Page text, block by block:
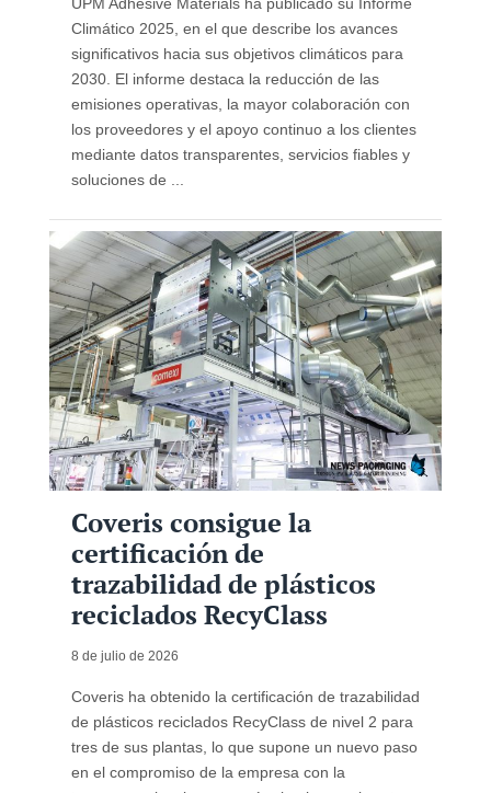
Climático 2025, en el que describe los avances
significativos hacia sus objetivos climáticos para
2030. El informe destaca la reducción de las
emisiones operativas, la mayor colaboración con
los proveedores y el apoyo continuo a los clientes
mediante datos transparentes, servicios fiables y
soluciones de ...
Coveris consigue la
certificación de
trazabilidad de plásticos
reciclados RecyClass
8 de julio de 2026
Coveris ha obtenido la certificación de trazabilidad
de plásticos reciclados RecyClass de nivel 2 para
tres de sus plantas, lo que supone un nuevo paso
en el compromiso de la empresa con la